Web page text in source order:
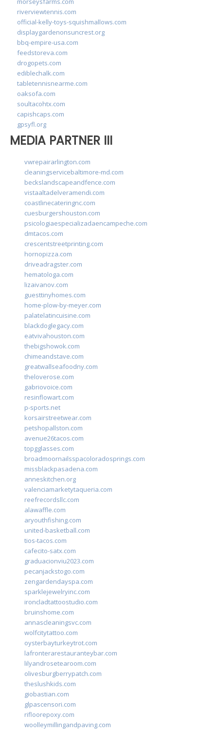
riverviewtennis.com
official-kelly-toys-squishmallows.com
displaygardenonsuncrest.org
bbq-empire-usa.com
feedstoreva.com
drogopets.com
ediblechalk.com
tabletennisnearme.com
oaksofa.com
soultacohtx.com
capishcaps.com
gpsyfl.org
MEDIA PARTNER III
vwrepairarlington.com
cleaningservicebaltimore-md.com
beckslandscapeandfence.com
vistaaltadelveramendi.com
coastlinecateringnc.com
cuesburgershouston.com
psicologiaespecializadaencampeche.com
dmtacos.com
crescentstreetprinting.com
hornopizza.com
driveadragster.com
hematologa.com
lizaivanov.com
guesttinyhomes.com
home-plow-by-meyer.com
palatelatincuisine.com
blackdoglegacy.com
eatvivahouston.com
thebigshowok.com
chimeandstave.com
greatwallseafoodny.com
theloverose.com
gabriovoice.com
resinflowart.com
p-sports.net
korsairstreetwear.com
petshopallston.com
avenue26tacos.com
topgglasses.com
broadmoornailsspacoloradosprings.com
missblackpasadena.com
anneskitchen.org
valenciamarketytaqueria.com
reefrecordsllc.com
alawaffle.com
aryouthfishing.com
united-basketball.com
tios-tacos.com
cafecito-satx.com
graduacionviu2023.com
pecanjackstogo.com
zengardendayspa.com
sparklejewelryinc.com
ironcladtattoostudio.com
bruinshome.com
annascleaningsvc.com
wolfcitytattoo.com
oysterbayturkeytrot.com
lafronterarestauranteybar.com
lilyandrosetearoom.com
olivesburgberrypatch.com
theslushkids.com
giobastian.com
glpascensori.com
rifloorepoxy.com
woolleymillingandpaving.com